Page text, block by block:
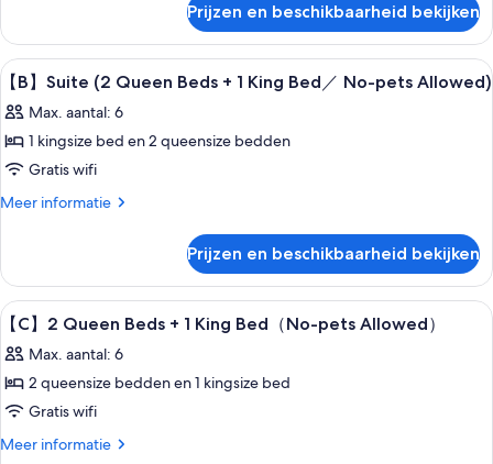
With
Open-
Air
Bath
laden
Suite
(Dog-
Friendly)
With
Open-
Bath
Prijzen en beschikbaarheid bekijken
Alle
foto's
voor
【B】
Suite
(2
+
King
Bed
／
No-
Allowed)
Luxe beddengoed, gratis wifi,
24
【B】Suite (2 Queen Beds + 1 King Bed／ No-pets Allowed)
Max. aantal: 6
1 kingsize bed en 2 queensize bedden
Gratis wifi
Meer informatie
Meer
Suite
(2
Queen
+
Bed
／
Prijzen en beschikbaarheid bekijken
Alle
foto's
voor
【C】
2
Queen
Luxe beddengoed, gratis wifi,
19
【C】2 Queen Beds + 1 King Bed（No-pets Allowed）
Max. aantal: 6
2 queensize bedden en 1 kingsize bed
Gratis wifi
Meer informatie
Meer